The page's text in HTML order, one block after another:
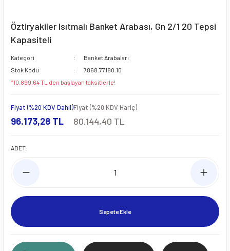
Öztiryakiler Isıtmalı Banket Arabası, Gn 2/1 20 Tepsi
Kapasiteli
Kategori
Banket Arabaları
Stok Kodu
7868.77180.10
*10.899,64 TL den başlayan taksitlerle!
Fiyat (%20 KDV Dahil)
96.173,28 TL
Fiyat (%20 KDV Hariç)
80.144,40 TL
ADET:
Sepete Ekle